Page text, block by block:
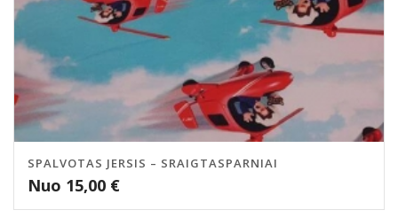
SPALVOTAS JERSIS – SRAIGTASPARNIAI
Nuo 15,00 €